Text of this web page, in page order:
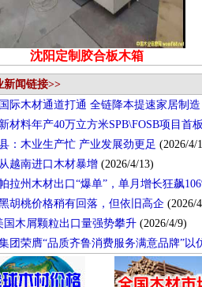
沈阳定制胶合板木箱
新闻链接>>
际木材通道打通 全链降本提速家居制造
材料年产40万立方米SPB\FOSB项目首
：木业生产忙 产业发展劲更足 (2026/4/
越南进口木材暴增(2026/4/13)
拉州木材出口“爆单”，单月增长狂飙
胡桃价格稍有回落，但依旧高企(2026/
国木屑颗粒出口量强势攀升(2026/4/9)
团荣膺“品质齐鲁消费服务满意品牌”以